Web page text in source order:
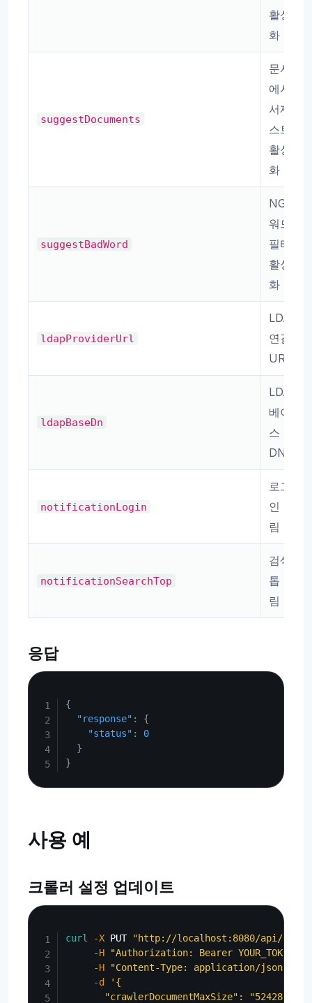
활성
화
suggestDocuments
문서
에서
서제
스트
활성
화
suggestBadWord
NG
워드
필터
활성
화
ldapProviderUrl
LDAP
연결
URL
ldapBaseDn
LDAP
베이
스
DN
notificationLogin
로그
인 알
림
notificationSearchTop
검색
톱 알
림
응답
{
"response" :
{
"status" :
0
}
}
사용 예
크롤러 설정 업데이트
curl -X PUT "http://localhost:8080/api/
-H
"Authorization: Bearer YOUR_TOKEN"
-H
"Content-Type: application/json"
-d
'{
       "crawlerDocumentMaxSize": "52428800",